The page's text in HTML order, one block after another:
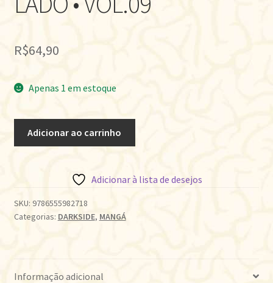
R$64,90
Apenas 1 em estoque
•
VOL.09
Adicionar ao carrinho
Adicionar à lista de desejos
SKU: 9786555982718
Categorias: DARKSIDE, MANGÁ
Informação adicional